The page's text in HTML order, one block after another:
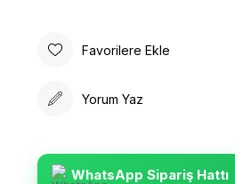
Favorilere Ekle
Yorum Yaz
WhatsApp Sipariş Hattı